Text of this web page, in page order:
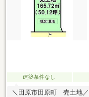
建築条件なし
＼田原市田原町 売土地